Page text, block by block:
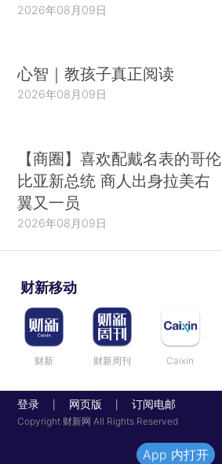
2026年08月09日
心智｜教孩子真正阅读
2026年08月09日
【商圈】喜欢配戴名表的哥伦
比亚新总统 商人出身拉美右
翼又一员
2026年08月09日
财新移动
财新 财新周刊 Caixin
登录 网页版 订阅电邮
Copyright 财新网 All Rights Reserved
App 内打开